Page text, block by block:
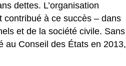
dettes. L’organisation
à ce succès – dans
et de la société civile. Sans
au Conseil des États en 2013,